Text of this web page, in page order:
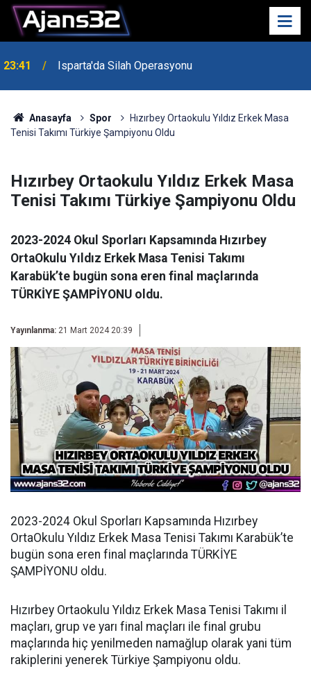
23:41
Isparta'da Silah Operasyonu
23:21
6 Mart Spor Salonu Yeniden Yükseliyor
Anasayfa Spor
Hızırbey Ortaokulu Yıldız Erkek Masa
Tenisi Takımı Türkiye Şampiyonu Oldu
Hızırbey Ortaokulu Yıldız Erkek Masa
Tenisi Takımı Türkiye Şampiyonu Oldu
2023-2024 Okul Sporları Kapsamında Hızırbey
OrtaOkulu Yıldız Erkek Masa Tenisi Takımı
Karabük’te bugün sona eren final maçlarında
TÜRKİYE ŞAMPİYONU oldu.
Yayınlanma: 21 Mart 2024 20:39
2023-2024 Okul Sporları Kapsamında Hızırbey
OrtaOkulu Yıldız Erkek Masa Tenisi Takımı Karabük’te
bugün sona eren final maçlarında TÜRKİYE
ŞAMPİYONU oldu.
Hızırbey Ortaokulu Yıldız Erkek Masa Tenisi Takımı il
maçları, grup ve yarı final maçları ile final grubu
maçlarında hiç yenilmeden namağlup olarak yani tüm
rakiplerini yenerek Türkiye Şampiyonu oldu.